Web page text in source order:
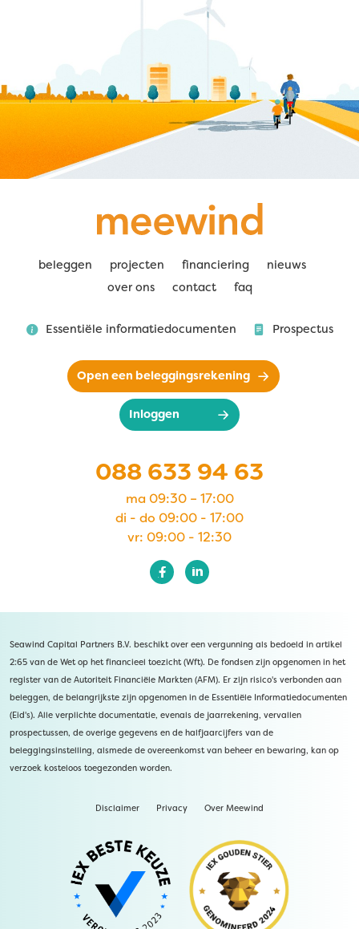
beleggen projecten financiering
nieuws
over ons
contact faq
Essentiële informatiedocumenten Prospectus
Open een beleggingsrekening
Inloggen
088 633 94 63
ma 09:30 – 17:00
di - do 09:00 - 17:00
vr: 09:00 - 12:30
Seawind Capital Partners B.V. beschikt over een vergunning als bedoeld in artikel
2:65 van de Wet op het financieel toezicht (Wft). De fondsen zijn opgenomen in het
register van de Autoriteit Financiële Markten (AFM). Er zijn risico's verbonden aan
beleggen, de belangrijkste zijn opgenomen in de Essentiële Informatiedocumenten
(Eid's). Alle verplichte documentatie, evenals de jaarrekening, vervallen
prospectussen, de overige gegevens en de halfjaarcijfers van de
beleggingsinstelling, alsmede de overeenkomst van beheer en bewaring, kan op
verzoek kosteloos toegezonden worden.
Disclaimer Privacy Over Meewind